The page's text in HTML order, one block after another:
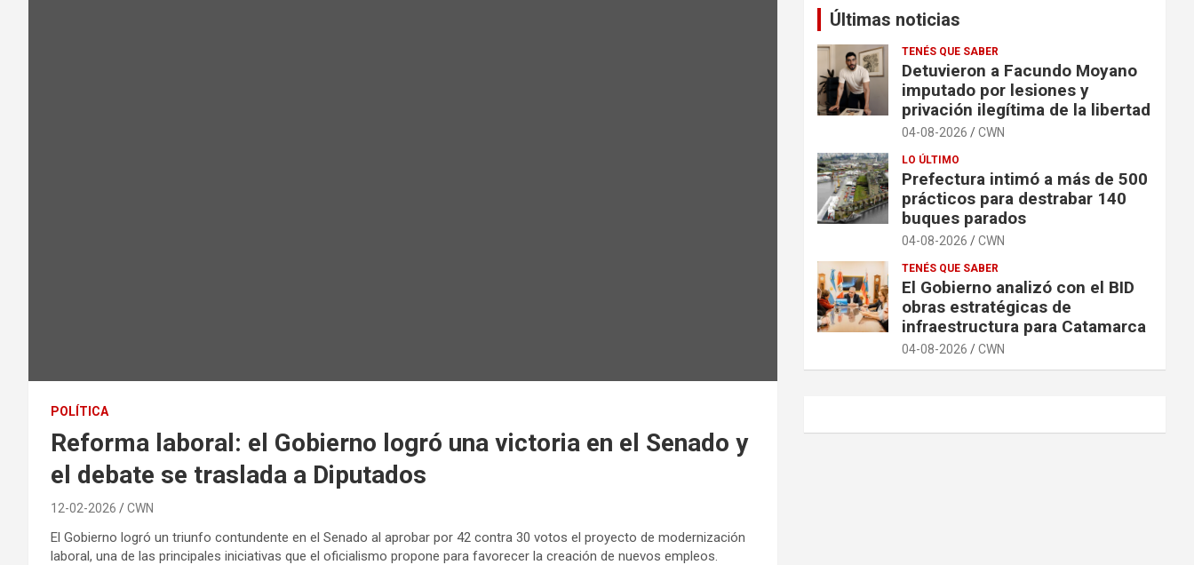
POLÍTICA
Reforma laboral: el Gobierno logró una victoria en el Senado y
el debate se traslada a Diputados
12-02-2026 CWN
El Gobierno logró un triunfo contundente en el Senado al aprobar por 42 contra 30 votos el proyecto de modernización
laboral, una de las principales iniciativas que el oficialismo propone para favorecer la creación de nuevos empleos.
Últimas noticias
TENÉS QUE SABER
Detuvieron a Facundo Moyano
imputado por lesiones y
privación ilegítima de la libertad
04-08-2026 CWN
LO ÚLTIMO
Prefectura intimó a más de 500
prácticos para destrabar 140
buques parados
04-08-2026 CWN
TENÉS QUE SABER
El Gobierno analizó con el BID
obras estratégicas de
infraestructura para Catamarca
04-08-2026 CWN